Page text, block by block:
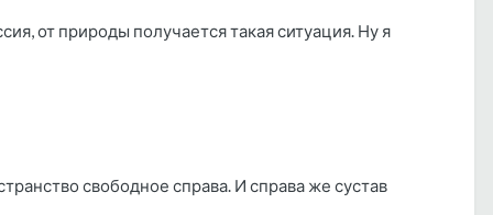
от природы получается такая ситуация. Ну я
свободное справа. И справа же сустав